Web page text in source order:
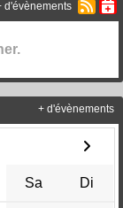
d'évènements
Sa Di
+ d'évènements